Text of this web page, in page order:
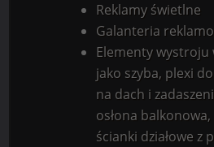
Reklamy świetlne
Galanteria
Elementy wystroju
jako szyba, plexi
na dach i
osłona balkonowa,
ścianki działowe z